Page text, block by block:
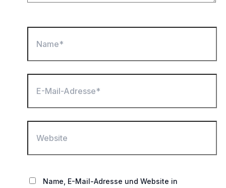
Mail-
Name, E-Mail-Adresse und Website in